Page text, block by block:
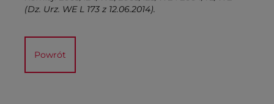
(Dz. Urz. WE L 173 z 12.06.2014).
Powrót